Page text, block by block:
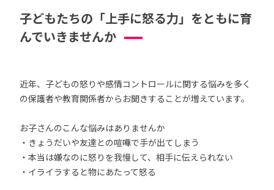
子どもたちの「上手に怒る力」をともに育
んでいきませんか
近年、子どもの怒りや感情コントロールに関する悩みを多く
の保護者や教育関係者からお聞きすることが増えています。
お子さんのこんな悩みはありませんか
・きょうだいや友達との喧嘩で手が出てしまう
・本当は嫌なのに怒りを我慢して、相手に伝えられない
・イライラすると物にあたって怒る